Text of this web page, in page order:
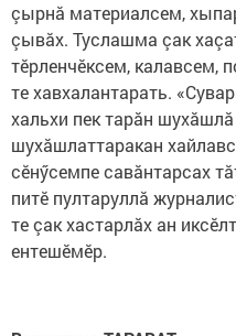
çырнă материалсем,
çывăх. Туслашма çак
тӗрленчӗксем, калавсем,
те хавхалантарать.
хальхи пек тарăн
шухăшлаттаракан
сӗнӳсемпе савăнтарсах
питӗ пултаруллă
те çак хастарлăх ан
ентешӗмӗр.